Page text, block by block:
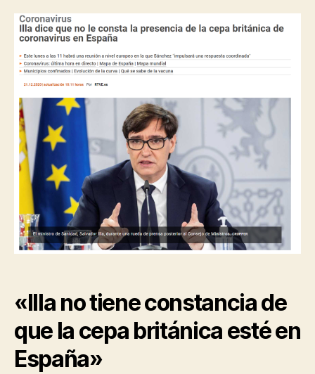
«Illa no tiene constancia de
que la cepa británica esté en
España»